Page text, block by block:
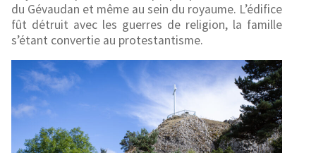
du Gévaudan et même au sein du royaume. L’édifice
fût détruit avec les guerres de religion, la famille
s’étant convertie au protestantisme.